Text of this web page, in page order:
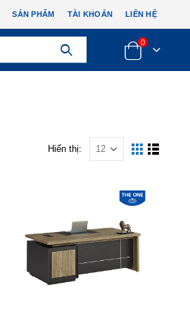
SẢN PHẨM TÀI KHOẢN LIÊN HỆ
0
Hiển thị: